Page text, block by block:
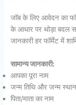
जॉब के लिए आवेदन का
के आधार पर थोड़ा बदल
जानकारी हर फॉर्मेट में
सामान्य जानकारी:
आपका पूरा नाम
जन्म तिथि और जन्म स्थान
पिता/माता का नाम